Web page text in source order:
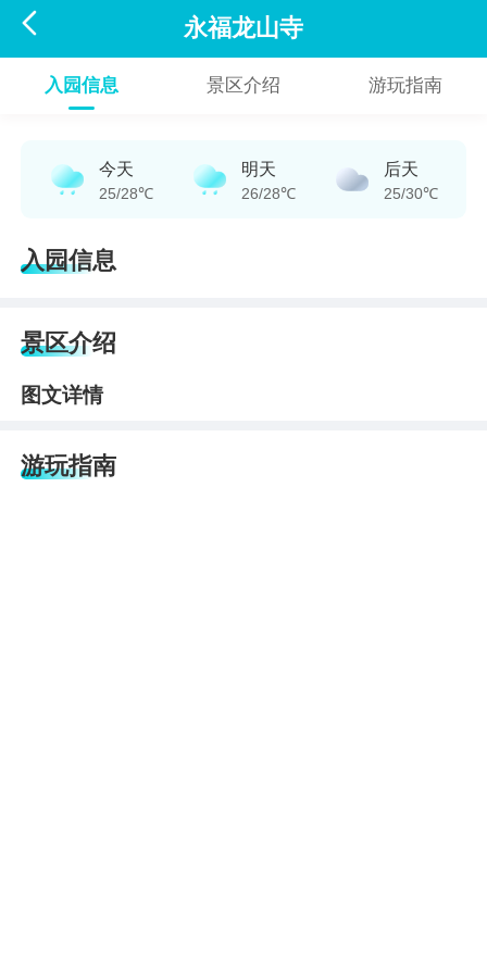
 永福龙山寺
入园信息 景区介绍 游玩指南
今天
25/28℃
明天
26/28℃
后天
25/30℃
入园信息
景区介绍
图文详情
游玩指南